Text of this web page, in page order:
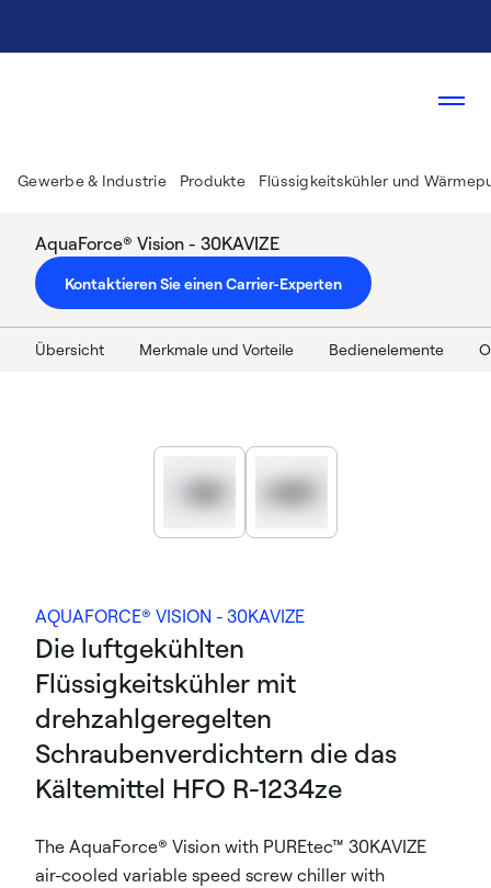
Gewerbe & Industrie Produkte Flüssigkeitskühler und
AquaForce® Vision - 30KAVIZE
Kontaktieren Sie einen Carrier-Experten
Übersicht Merkmale und Vorteile Bedienelemente
AQUAFORCE® VISION - 30KAVIZE
Die luftgekühlten
Flüssigkeitskühler mit
drehzahlgeregelten
Schraubenverdichtern die das
Kältemittel HFO R-1234ze
The AquaForce® Vision with PUREtec™ 30KAVIZE
air-cooled variable speed screw chiller with